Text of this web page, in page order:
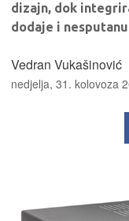
dizajn, dok
dodaje i
Vedran Vukašinović
nedjelja, 31. kolovoza